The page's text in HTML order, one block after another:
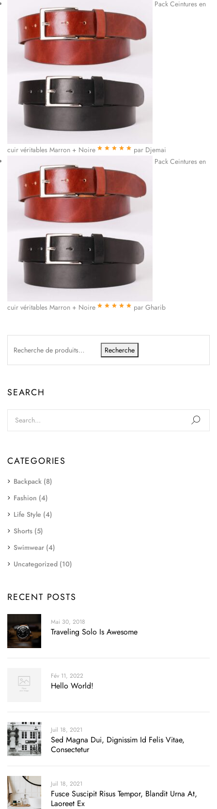
Pack Ceintures en
cuir véritables Marron + Noire
par Djemai
Pack Ceintures en
cuir véritables Marron + Noire par Gharib
Recherche
SEARCH
CATEGORIES
Backpack (8)
Fashion (4)
Life Style (4)
Shorts (5)
Swimwear (4)
Uncategorized (10)
RECENT POSTS
Mai 30, 2018
Traveling Solo Is Awesome
Fév 11, 2022
Hello World!
Juil 18, 2021
Sed Magna Dui, Dignissim Id Felis Vitae,
Consectetur
Juil 18, 2021
Fusce Suscipit Risus Tempor, Blandit Urna At,
Laoreet Ex